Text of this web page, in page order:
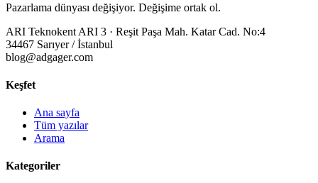
Pazarlama dünyası değişiyor. Değişime ortak ol.
ARI Teknokent ARI 3 · Reşit Paşa Mah. Katar Cad. No:4
34467 Sarıyer / İstanbul
blog@adgager.com
Keşfet
Ana sayfa
Tüm yazılar
Arama
Kategoriler